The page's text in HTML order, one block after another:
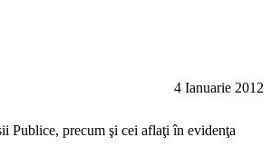
4 Ianuarie 2012
Publice, precum şi cei aflaţi în evidenţa